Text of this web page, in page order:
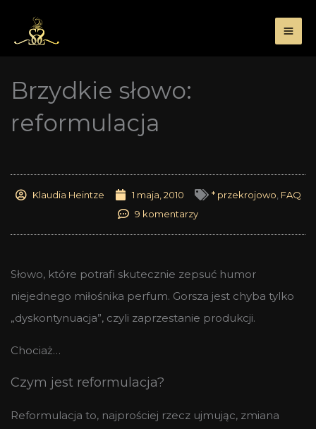
treści
Brzydkie słowo:
reformulacja
Klaudia Heintze 1 maja, 2010 * przekrojowo FAQ
9 komentarzy
Słowo, które potrafi skutecznie zepsuć humor
niejednego miłośnika perfum. Gorsza jest chyba tylko
„dyskontynuacja”, czyli zaprzestanie produkcji.
Chociaż…
Czym jest reformulacja?
Reformulacja to, najprościej rzecz ujmując, zmiana